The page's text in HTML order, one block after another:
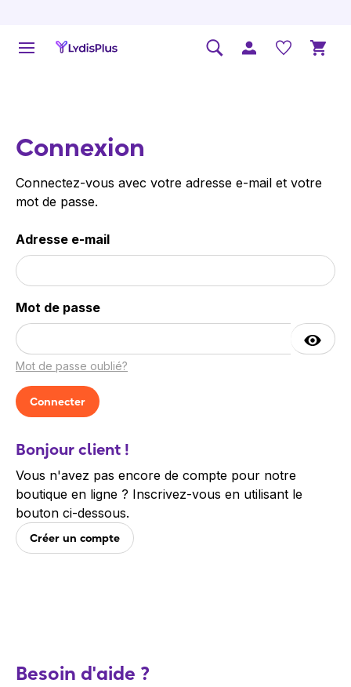
Connexion
Connectez-vous avec votre adresse e-mail et votre
mot de passe.
Adresse e-mail
Mot de passe
Mot de passe oublié?
Bonjour client !
Vous n'avez pas encore de compte pour notre
boutique en ligne ? Inscrivez-vous en utilisant le
bouton ci-dessous.
Créer un compte
Besoin d'aide ?